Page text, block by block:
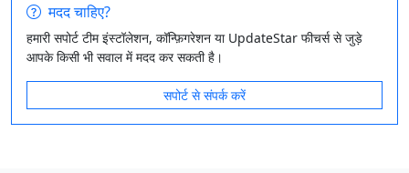
मदद चाहिए?
हमारी सपोर्ट टीम इंस्टॉलेशन, कॉन्फ़िगरेशन या UpdateStar फीचर्स से जुड़े
आपके किसी भी सवाल में मदद कर सकती है।
सपोर्ट से संपर्क करें